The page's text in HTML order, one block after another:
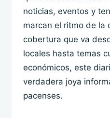
noticias, eventos y
marcan el ritmo de la
cobertura que va
locales hasta temas
económicos, este
verdadera joya
pacenses.